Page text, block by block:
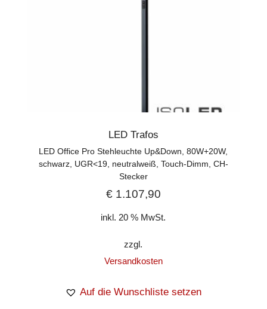
LED Trafos
LED Office Pro Stehleuchte Up&Down, 80W+20W,
schwarz, UGR<19, neutralweiß, Touch-Dimm, CH-
Stecker
€1.107,90
inkl. 20 % MwSt.
zzgl.
Versandkosten
Auf die Wunschliste setzen